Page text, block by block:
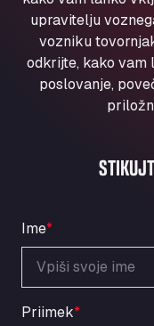
Aqua Ariva
Marie-Curie-
Aral Autohof
An der
ARAL Autohof
ARAL Autohof
Nellinger
ARAL
GmbH
Obernburger Str.
Ardleigh South
upravitelju
vozniku
odkrijte, kako vam
poslovanje,
Ime*
Priimek*